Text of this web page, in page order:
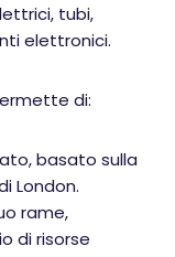
tubi,
elettronici.
di:
basato sulla
London.
rame,
di risorse